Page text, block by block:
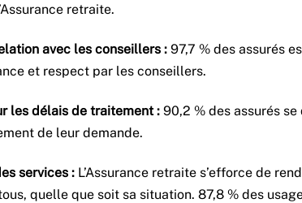
retraite.
avec les conseillers : 97,7 % des assurés
et respect par les conseillers.
les délais de traitement : 90,2 % des assurés
de leur demande.
services : L’Assurance retraite s’efforce de
quelle que soit sa situation. 87,8 % des